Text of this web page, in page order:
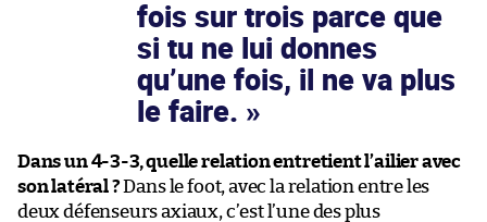
fois sur trois parce que
si tu ne lui donnes
qu’une fois, il ne va plus
le faire.
Dans un 4-3-3, quelle relation entretient l’ailier avec
son latéral ?Dans le foot, avec la relation entre les
deux défenseurs axiaux, c’est l’une des plus